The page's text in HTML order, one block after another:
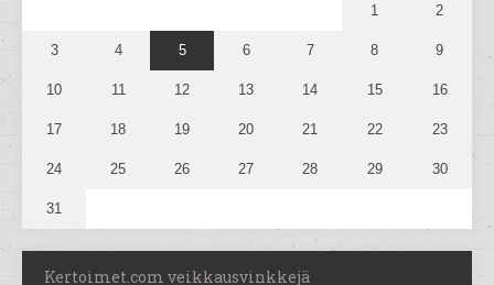
1 2
3 4 5 6 7 8 9
10 11 12 13 14 15 16
17 18 19 20 21 22 23
24 25 26 27 28 29 30
31
Kertoimet.com veikkausvinkkejä